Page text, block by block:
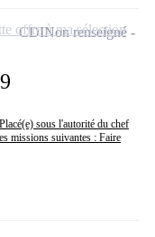
sous l'autorité du chef
missions suivantes : Faire
CDINon renseigné
offre à ma sélection